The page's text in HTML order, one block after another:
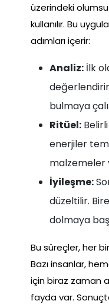
üzerindeki
kullanılır. Bu
adımları içerir:
Analiz: İlk
bulmaya
Ritüel:
enerjiler
malzemeler
İyileşme:
düzeltilir.
dolmaya
Bu süreçler, her
Bazı insanlar,
için biraz zaman
fayda var.